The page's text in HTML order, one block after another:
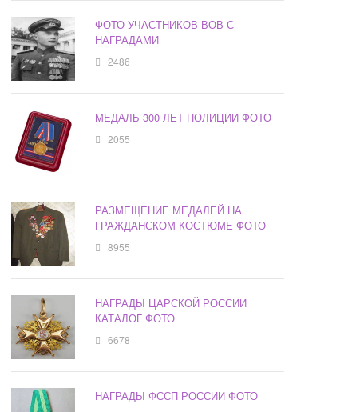
ФОТО УЧАСТНИКОВ ВОВ С
НАГРАДАМИ
2486
МЕДАЛЬ 300 ЛЕТ ПОЛИЦИИ ФОТО
2055
РАЗМЕЩЕНИЕ МЕДАЛЕЙ НА
ГРАЖДАНСКОМ КОСТЮМЕ ФОТО
8955
НАГРАДЫ ЦАРСКОЙ РОССИИ
КАТАЛОГ ФОТО
6678
НАГРАДЫ ФССП РОССИИ ФОТО